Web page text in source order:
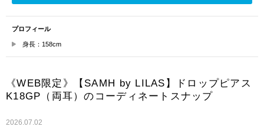
プロフィール
身長：158cm
《WEB限定》【SAMH by LILAS】ドロップピアス
K18GP（両耳）のコーディネートスナップ
2026.07.02